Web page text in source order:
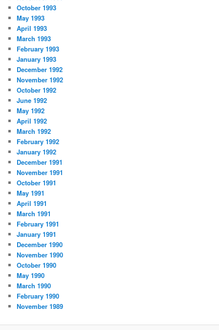
October 1993
May 1993
April 1993
March 1993
February 1993
January 1993
December 1992
November 1992
October 1992
June 1992
May 1992
April 1992
March 1992
February 1992
January 1992
December 1991
November 1991
October 1991
May 1991
April 1991
March 1991
February 1991
January 1991
December 1990
November 1990
October 1990
May 1990
March 1990
February 1990
November 1989